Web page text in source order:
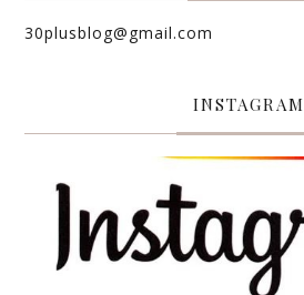
30plusblog@gmail.com
INSTAGRAM